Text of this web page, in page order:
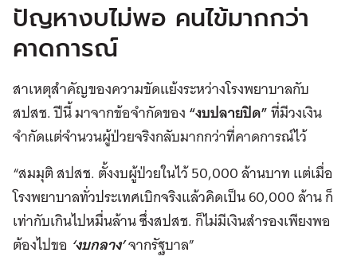
ปัญหางบไม่พอ คนไข้มากกว่า
คาดการณ์
สาเหตุสำคัญของความขัดแย้งระหว่างโรงพยาบาลกับ
สปสช. ปีนี้ มาจากข้อจำกัดของ“งบปลายปิด”ที่มีวงเงิน
จำกัดแต่จำนวนผู้ป่วยจริงกลับมากกว่าที่คาดการณ์ไว้
“สมมุติ สปสช. ตั้งงบผู้ป่วยในไว้ 50,000 ล้านบาท แต่เมื่อ
โรงพยาบาลทั่วประเทศเบิกจริงแล้วคิดเป็น 60,000 ล้าน ก็
เท่ากับเกินไปหมื่นล้าน ซึ่งสปสช. ก็ไม่มีเงินสำรองเพียงพอ
ต้องไปขอ ‘งบกลาง’จากรัฐบาล”